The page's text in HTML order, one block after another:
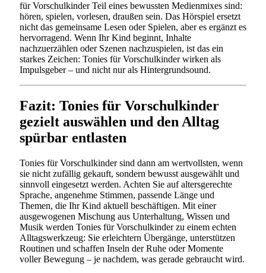
für Vorschulkinder Teil eines bewussten Medienmixes sind:
hören, spielen, vorlesen, draußen sein. Das Hörspiel ersetzt
nicht das gemeinsame Lesen oder Spielen, aber es ergänzt es
hervorragend. Wenn Ihr Kind beginnt, Inhalte
nachzuerzählen oder Szenen nachzuspielen, ist das ein
starkes Zeichen: Tonies für Vorschulkinder wirken als
Impulsgeber – und nicht nur als Hintergrundsound.
Fazit: Tonies für Vorschulkinder
gezielt auswählen und den Alltag
spürbar entlasten
Tonies für Vorschulkinder sind dann am wertvollsten, wenn
sie nicht zufällig gekauft, sondern bewusst ausgewählt und
sinnvoll eingesetzt werden. Achten Sie auf altersgerechte
Sprache, angenehme Stimmen, passende Länge und
Themen, die Ihr Kind aktuell beschäftigen. Mit einer
ausgewogenen Mischung aus Unterhaltung, Wissen und
Musik werden Tonies für Vorschulkinder zu einem echten
Alltagswerkzeug: Sie erleichtern Übergänge, unterstützen
Routinen und schaffen Inseln der Ruhe oder Momente
voller Bewegung – je nachdem, was gerade gebraucht wird.